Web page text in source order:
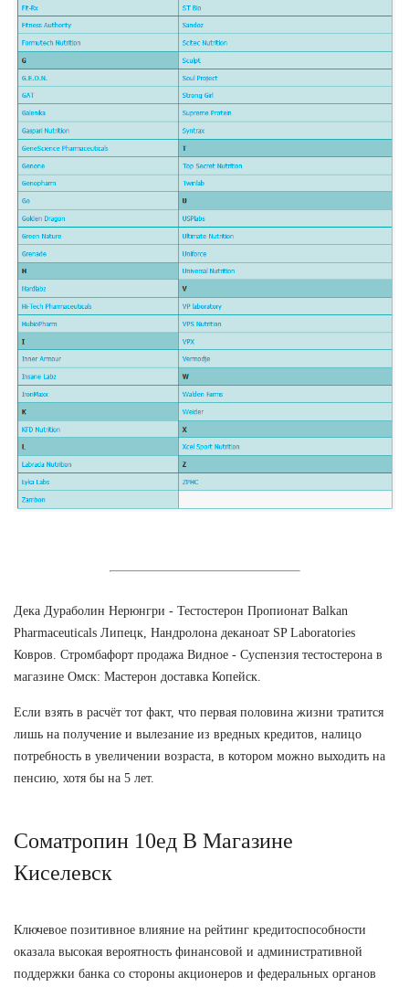
Дека Дураболин Нерюнгри - Тестостерон Пропионат Balkan
Pharmaceuticals Липецк, Нандролона деканоат SP Laboratories
Ковров. Стромбафорт продажа Видное - Суспензия тестостерона в
магазине Омск: Мастерон доставка Копейск.
Если взять в расчёт тот факт, что первая половина жизни тратится
лишь на получение и вылезание из вредных кредитов, налицо
потребность в увеличении возраста, в котором можно выходить на
пенсию, хотя бы на 5 лет.
Cоматропин 10ед В Магазине
Киселевск
Ключевое позитивное влияние на рейтинг кредитоспособности
оказала высокая вероятность финансовой и административной
поддержки банка со стороны акционеров и федеральных органов